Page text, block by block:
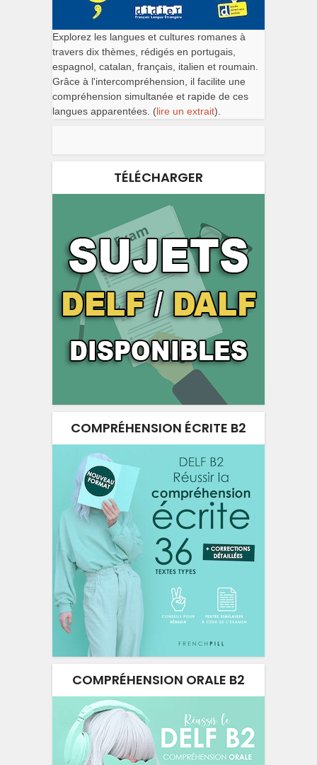
Explorez les langues et cultures romanes à
travers dix thèmes, rédigés en portugais,
espagnol, catalan, français, italien et roumain.
Grâce à l'intercompréhension, il facilite une
compréhension simultanée et rapide de ces
langues apparentées. (lire un extrait).
TÉLÉCHARGER
COMPRÉHENSION ÉCRITE B2
COMPRÉHENSION ORALE B2